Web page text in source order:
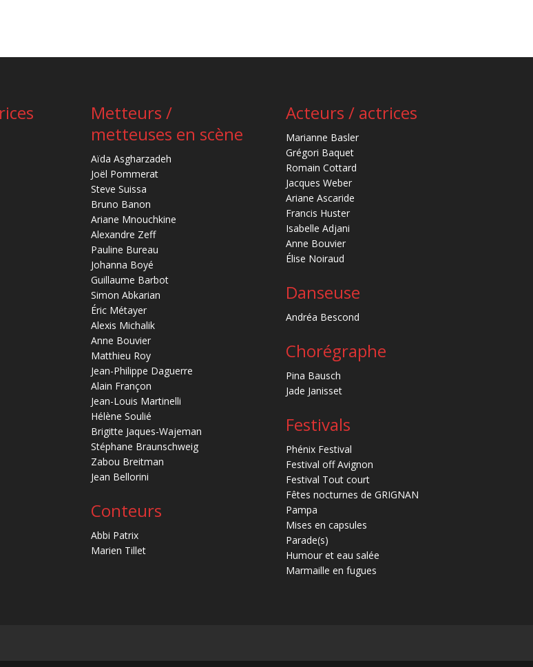
Metteurs /
metteuses en scène
Aïda Asgharzadeh
Joël Pommerat
Steve Suissa
Bruno Banon
Ariane Mnouchkine
Alexandre Zeff
Pauline Bureau
Johanna Boyé
Guillaume Barbot
Simon Abkarian
Éric Métayer
Alexis Michalik
Anne Bouvier
Matthieu Roy
Jean-Philippe Daguerre
Alain Françon
Jean-Louis Martinelli
Hélène Soulié
Brigitte Jaques-Wajeman
Stéphane Braunschweig
Zabou Breitman
Jean Bellorini
Conteurs
Abbi Patrix
Marien Tillet
Acteurs / actrices
Marianne Basler
Grégori Baquet
Romain Cottard
Jacques Weber
Ariane Ascaride
Francis Huster
Isabelle Adjani
Anne Bouvier
Élise Noiraud
Danseuse
Andréa Bescond
Chorégraphe
Pina Bausch
Jade Janisset
Festivals
Phénix Festival
Festival off Avignon
Festival Tout court
Fêtes nocturnes de GRIGNAN
Pampa
Mises en capsules
Parade(s)
Humour et eau salée
Marmaille en fugues